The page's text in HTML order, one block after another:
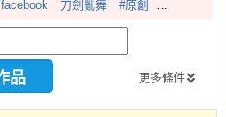
facebook 刀劍亂舞 #原創
更多條件